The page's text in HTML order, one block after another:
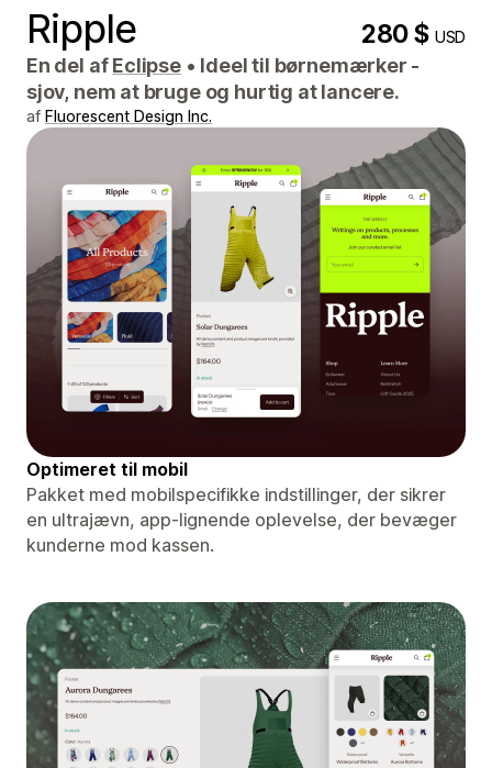
Ripple 280 $USD
En del afEclipse • Ideel til børnemærker -
sjov, nem at bruge og hurtig at lancere.
af Fluorescent Design Inc.
Optimeret til mobil
Pakket med mobilspecifikke indstillinger, der sikrer
en ultrajævn, app-lignende oplevelse, der bevæger
kunderne mod kassen.